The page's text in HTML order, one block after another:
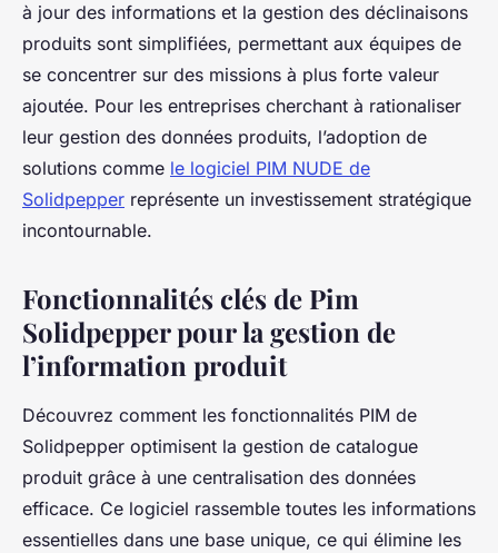
à jour des informations et la gestion des déclinaisons
produits sont simplifiées, permettant aux équipes de
se concentrer sur des missions à plus forte valeur
ajoutée. Pour les entreprises cherchant à rationaliser
leur gestion des données produits, l’adoption de
solutions comme le logiciel PIM NUDE de
Solidpepper représente un investissement stratégique
incontournable.
Fonctionnalités clés de Pim
Solidpepper pour la gestion de
l’information produit
Découvrez comment les fonctionnalités PIM de
Solidpepper optimisent la gestion de catalogue
produit grâce à une centralisation des données
efficace. Ce logiciel rassemble toutes les informations
essentielles dans une base unique, ce qui élimine les